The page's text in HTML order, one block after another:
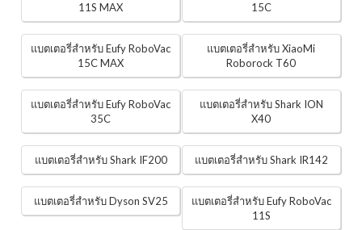
11S MAX
15C
แบตเตอรี่สำหรับ Eufy RoboVac
15C MAX
แบตเตอรี่สำหรับ XiaoMi
Roborock T60
แบตเตอรี่สำหรับ Eufy RoboVac
35C
แบตเตอรี่สำหรับ Shark ION
X40
แบตเตอรี่สำหรับ Shark IF200 แบตเตอรี่สำหรับ Shark IR142
แบตเตอรี่สำหรับ Dyson SV25
แบตเตอรี่สำหรับ Eufy RoboVac
11S